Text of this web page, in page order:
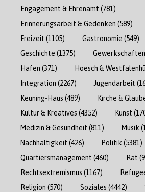
Engagement & Ehrenamt (781)
Erinnerungsarbeit & Gedenken (589)
Freizeit (1105) Gastronomie (549)
Geschichte (1375) Gewerkschaften
Hafen (371) Hoesch &
Integration (2267) Jugendarbeit
Keuning-Haus (489) Kirche &
Kultur & Kreatives (4352) Kunst
Medizin & Gesundheit (811) Musik
Nachhaltigkeit (426) Politik (5381)
Quartiersmanagement (460) Rat
Rechtsextremismus (1167)
Religion (570) Soziales (4442)